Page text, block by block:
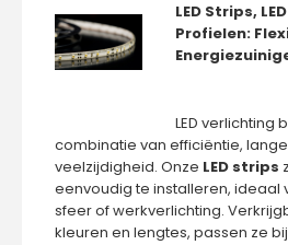
LED Strips,
Profielen:
LED verlichting
combinatie van efficiëntie,
veelzijdigheid. Onze LED strips
eenvoudig te installeren, ideaal
sfeer of werkverlichting.
kleuren en lengtes, passen ze